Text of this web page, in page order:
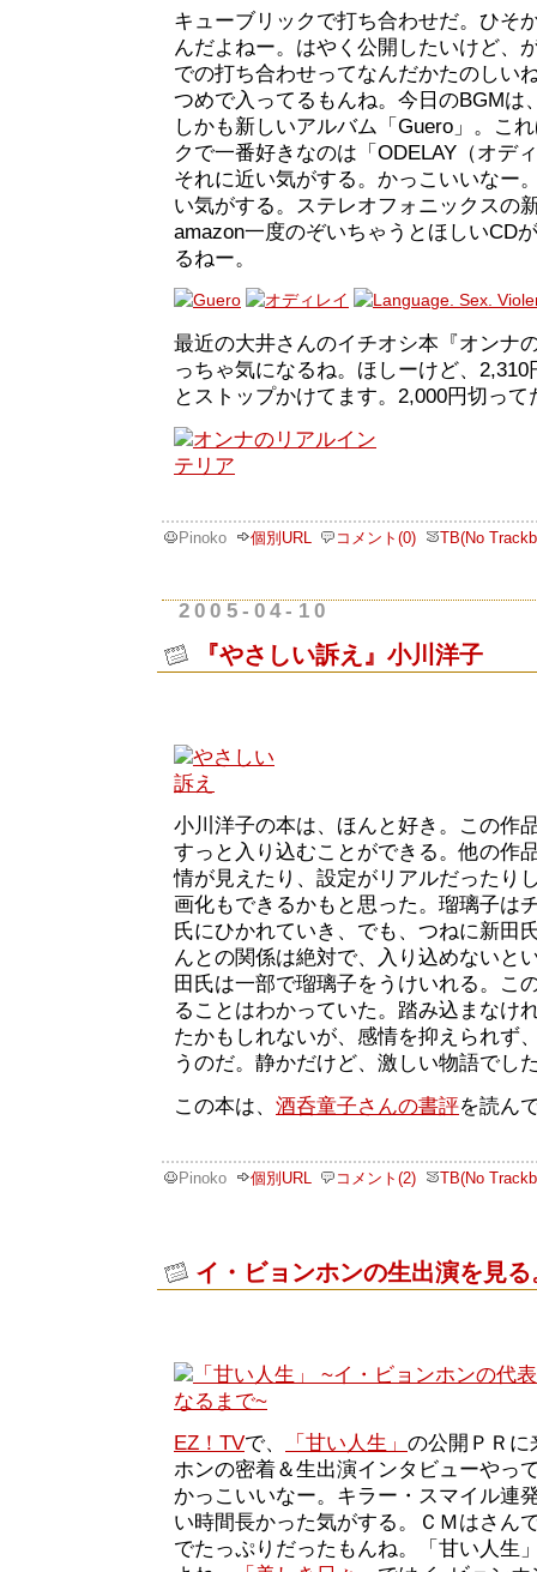
キューブリックで打ち合わせだ。ひそ
んだよねー。はやく公開したいけど、
での打ち合わせってなんだかたのしい
つめで入ってるもんね。今日のBGMは
しかも新しいアルバム「Guero」。こ
クで一番好きなのは「ODELAY（オデ
それに近い気がする。かっこいいなー
い気がする。ステレオフォニックスの
amazon一度のぞいちゃうとほしいCD
るねー。
最近の大井さんのイチオシ本『オンナ
っちゃ気になるね。ほしーけど、
とストップかけてます。2,000円切っ
Pinoko 個別URL コメント(0) TB(No
2005-04-10
『やさしい訴え』小川洋子
小川洋子の本は、ほんと好き。この作
すっと入り込むことができる。他の作
情が見えたり、設定がリアルだったり
画化もできるかもと思った。瑠璃子は
氏にひかれていき、でも、つねに新田
んとの関係は絶対で、入り込めないと
田氏は一部で瑠璃子をうけいれる。こ
ることはわかっていた。踏み込まなけ
たかもしれないが、感情を抑えられず
うのだ。静かだけど、激しい物語でし
この本は、 酒呑童子さんの書評を読ん
Pinoko 個別URL コメント(2) TB(No
イ・ビョンホンの生出演を見る
EZ！TVで、 「甘い人生」 の公開ＰＲに
ホンの密着＆生出演インタビューやっ
かっこいいなー。キラー・スマイル連
い時間長かった気がする。ＣＭはさん
でたっぷりだったもんね。「甘い人生